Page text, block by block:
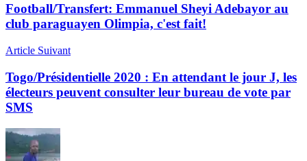
Football/Transfert: Emmanuel Sheyi Adebayor au
club paraguayen Olimpia, c'est fait!
Article Suivant
Togo/Présidentielle 2020 : En attendant le jour J, les
électeurs peuvent consulter leur bureau de vote par
SMS